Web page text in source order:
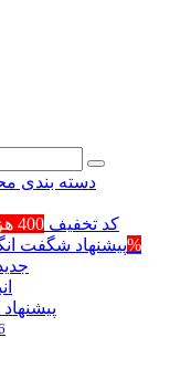
دسته بندی
کد تخفیف 400 هزارتومن
پیشنهاد شگفتتا 90%